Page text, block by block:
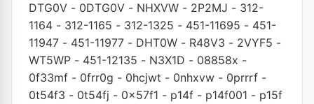
DTG0V - 0DTG0V - NHXVW - 2P2MJ - 312-
1164 - 312-1165 - 312-1325 - 451-11695 - 451-
11947 - 451-11977 - DHT0W - R48V3 - 2VYF5 -
WT5WP - 451-12135 - N3X1D - 08858x -
0f33mf - 0frr0g - 0hcjwt - 0nhxvw - 0prrrf -
0t54f3 - 0t54fj - 0x57f1 - p14f - p14f001 - p15f